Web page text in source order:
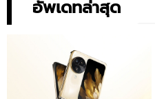
อัพเดทล่าสุด